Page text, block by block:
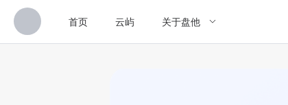
首页 云屿 关于盘他